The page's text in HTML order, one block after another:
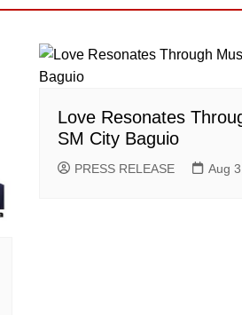
Love Resonates
SM City Baguio
PRESS RELEASE Aug